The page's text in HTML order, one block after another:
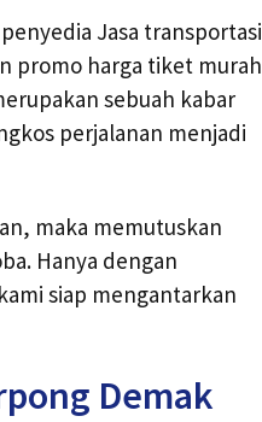
Jasa transportasi
promo harga tiket murah
sebuah kabar
perjalanan menjadi
maka memutuskan
Hanya dengan
siap mengantarkan
Demak